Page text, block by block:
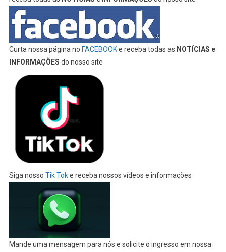
Curta nossa página no FACEBOOKe receba todas as NOTÍCIAS e
INFORMAÇÕES do nosso site
Siga nosso Tik Toke receba nossos vídeos e informações
Mande uma mensagem para nós e solicite o ingresso em nossa